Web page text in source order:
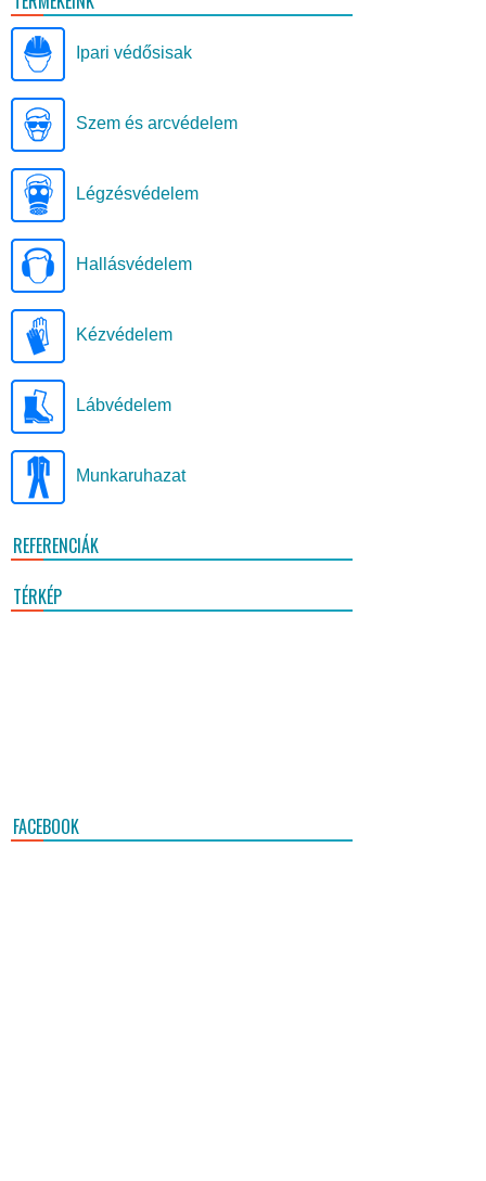
Ipari védősisak
Szem és arcvédelem
Légzésvédelem
Hallásvédelem
Kézvédelem
Lábvédelem
Munkaruhazat
REFERENCIÁK
TÉRKÉP
FACEBOOK